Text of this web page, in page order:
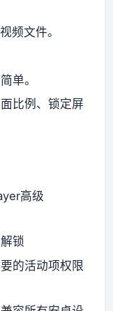
频文件。
单。
比例、锁定屏
高级
锁
的活动项权限